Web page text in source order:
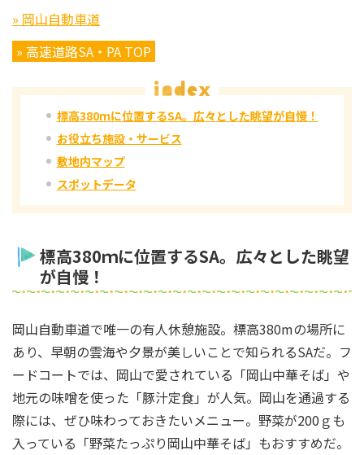
» 岡山自動車道
» 高速道路SA・PA TOP
標高380ｍに位置するSA。広々とした眺望が自慢！
お役立ち施設・サービス
敷地内マップ
スポットデータ
標高380ｍに位置するSA。広々とした眺望
が自慢！
岡山自動車道で唯一の有人休憩施設。標高380mの場所に
あり、早朝の雲海や夕景が美しいことで知られるSAだ。フ
ードコートでは、岡山で愛されている「岡山中華そば」や
地元の味噌を使った「豚汁定食」が人気。岡山を通過する
際には、ぜひ味わっておきたいメニュー。野菜が200ｇも
入っている「野菜たっぷり岡山中華そば」もおすすめだ。